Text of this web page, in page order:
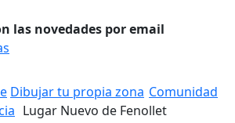
las novedades por email
Dibujar tu propia zona Comunidad
Lugar Nuevo de Fenollet